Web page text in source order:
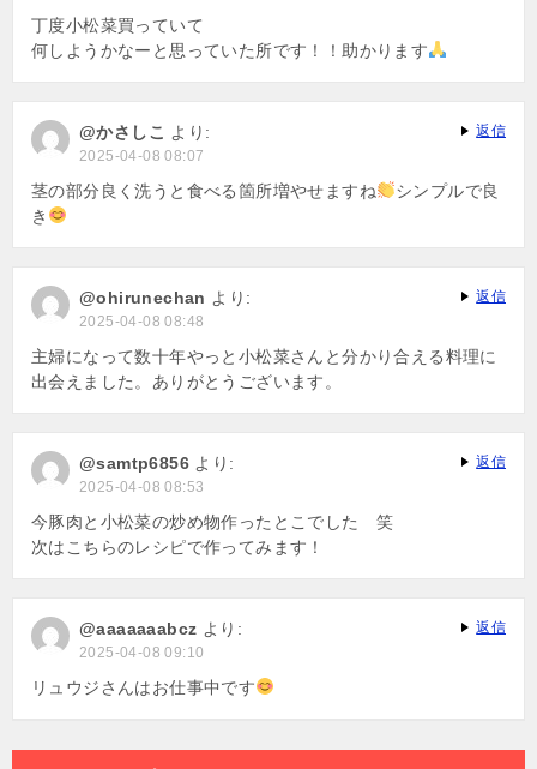
丁度小松菜買っていて
何しようかなーと思っていた所です！！助かります
@かさしこ より:
2025-04-08 08:07
茎の部分良く洗うと食べる箇所増やせますね
シンプルで良
き
返信
@ohirunechan より:
2025-04-08 08:48
主婦になって数十年やっと小松菜さんと分かり合える料理に
出会えました。ありがとうございます。
返信
@samtp6856 より:
2025-04-08 08:53
今豚肉と小松菜の炒め物作ったとこでした 笑
次はこちらのレシピで作ってみます！
返信
@aaaaaaabcz より:
2025-04-08 09:10
リュウジさんはお仕事中です
返信